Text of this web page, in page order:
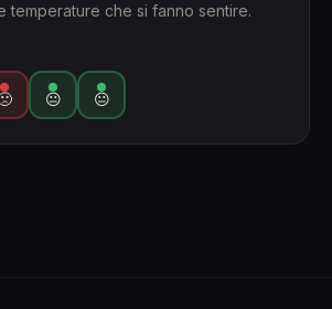
temperature che si fanno sentire.
😐 😐